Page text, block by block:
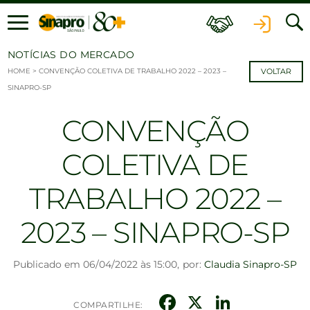
Ir para o conteúdo
NOTÍCIAS DO MERCADO
HOME > CONVENÇÃO COLETIVA DE TRABALHO 2022 – 2023 –
SINAPRO-SP
VOLTAR
CONVENÇÃO
COLETIVA DE
TRABALHO 2022 –
2023 – SINAPRO-SP
Publicado em 06/04/2022 às 15:00, por: Claudia Sinapro-SP
COMPARTILHE: Facebook
X